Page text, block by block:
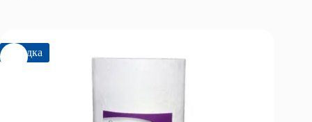
Скидка